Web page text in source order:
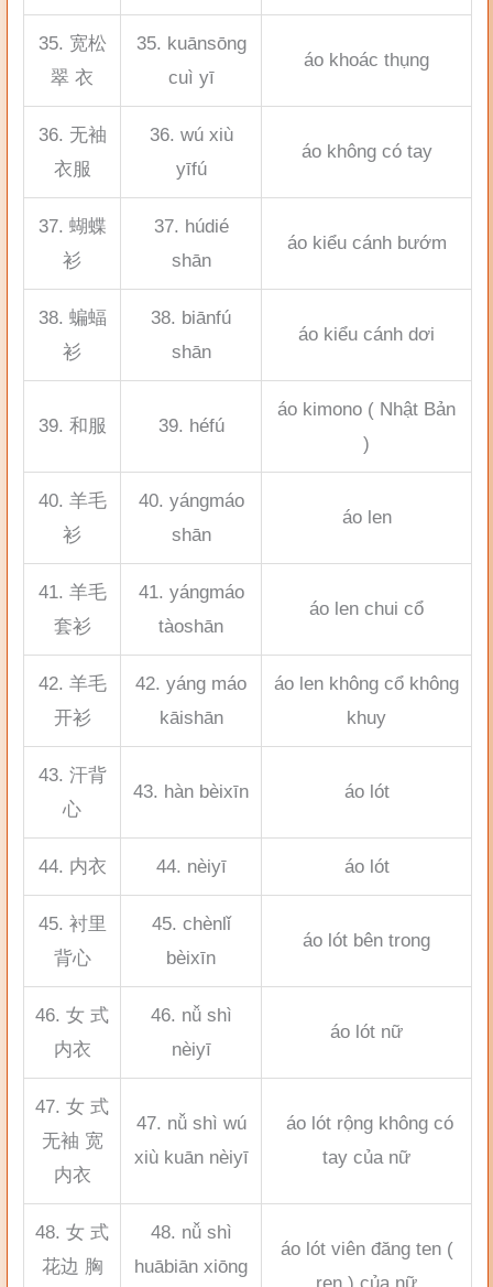
35. 宽松
翠 衣
35. kuānsōng
cuì yī
áo khoác thụng
36. 无袖
衣服
36. wú xiù
yīfú
áo không có tay
37. 蝴蝶
衫
37. húdié
shān
áo kiểu cánh bướm
38. 蝙蝠
衫
38. biānfú
shān
áo kiểu cánh dơi
39. 和服 39. héfú
áo kimono ( Nhật Bản
)
40. 羊毛
衫
40. yángmáo
shān
áo len
41. 羊毛
套衫
41. yángmáo
tàoshān
áo len chui cổ
42. 羊毛
开衫
42. yáng máo
kāishān
áo len không cổ không
khuy
43. 汗背
心
43. hàn bèixīn áo lót
44. 内衣 44. nèiyī áo lót
45. 衬里
背心
45. chènlǐ
bèixīn
áo lót bên trong
46. 女 式
内衣
46. nǚ shì
nèiyī
áo lót nữ
47. 女 式
无袖 宽
内衣
47. nǚ shì wú
xiù kuān nèiyī
áo lót rộng không có
tay của nữ
48. 女 式
花边 胸
48. nǚ shì
huābiān xiōng
áo lót viên đăng ten (